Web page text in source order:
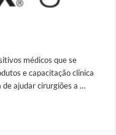
médicos que se
e capacitação clínica
de ajudar cirurgiões a …